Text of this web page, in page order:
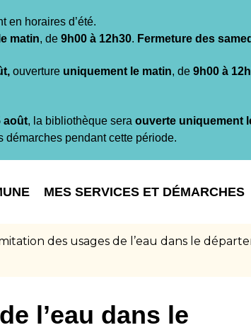
en horaires d’été.
matin, de 9h00 à 12h30. Fermeture des
ouverture uniquement le matin, de 9h00 à
août, la bibliothèque sera ouverte uniquement
démarches pendant cette période.
MES SERVICES ET DÉMARCHES
des usages de l’eau dans le
l’eau dans le